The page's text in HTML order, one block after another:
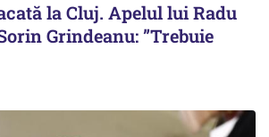
la Cluj. Apelul lui Radu
Grindeanu: ”Trebuie